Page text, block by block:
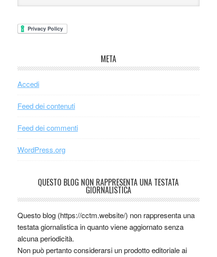
META
Accedi
Feed dei contenuti
Feed dei commenti
WordPress.org
QUESTO BLOG NON RAPPRESENTA UNA TESTATA
GIORNALISTICA
Questo blog (https://cctm.website/) non rappresenta una
testata giornalistica in quanto viene aggiornato senza
alcuna periodicità.
Non può pertanto considerarsi un prodotto editoriale ai